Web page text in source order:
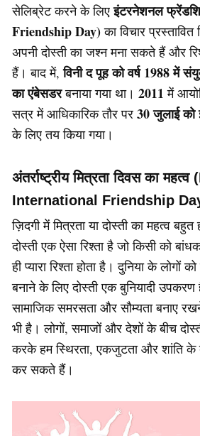
सेलिब्रेट करने के लिएइंटरनेशनल
Friendship Day)का विचार
अपनी दोस्ती का जश्न मना सकते हैं और
हैं। बाद में,विनी द पूह को वर्ष 1988 में
का एंबेसडरबनाया गया था। 2011 में
सत्र में आधिकारिक तौर पर 30 जुलाई
के लिए तय किया गया।
अंतर्राष्ट्रीय मित्रता दिवस का
International Friendship
ज़िदगी में मित्रता या दोस्ती का महत्व
दोस्ती एक ऐसा रिश्ता है जो किसी को
ही प्यारा रिश्ता होता है। दुनिया के लोगों
बनाने के लिए दोस्ती एक बुनियादी
सामाजिक समरसता और सौम्यता बनाए
भी है। लोगों, समाजों और देशों के बीच
करके हम स्थिरता, एकजुटता और शांति के
कर सकते हैं।